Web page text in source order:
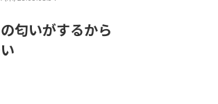
匂いがするから